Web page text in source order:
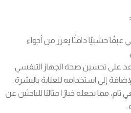
عبقًا خشبيًا دافئًا يعزز من أجواء
على تحسين صحة الجهاز التنفسي
إلى استخدامه للعناية بالبشرة.
تام، مما يجعله خيارًا مثاليًا للباحثين عن